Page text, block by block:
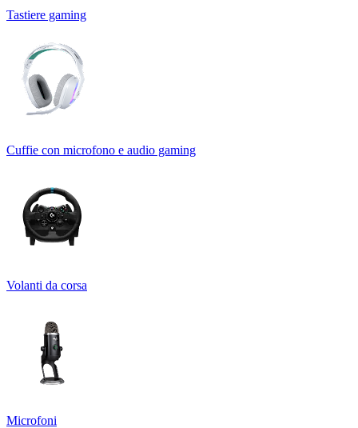
Tastiere gaming
Cuffie con microfono e audio gaming
Volanti da corsa
Microfoni